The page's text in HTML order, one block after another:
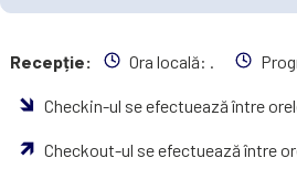
Recepție: Ora locală:
Checkin-ul se efectuează între
Checkout-ul se efectuează între